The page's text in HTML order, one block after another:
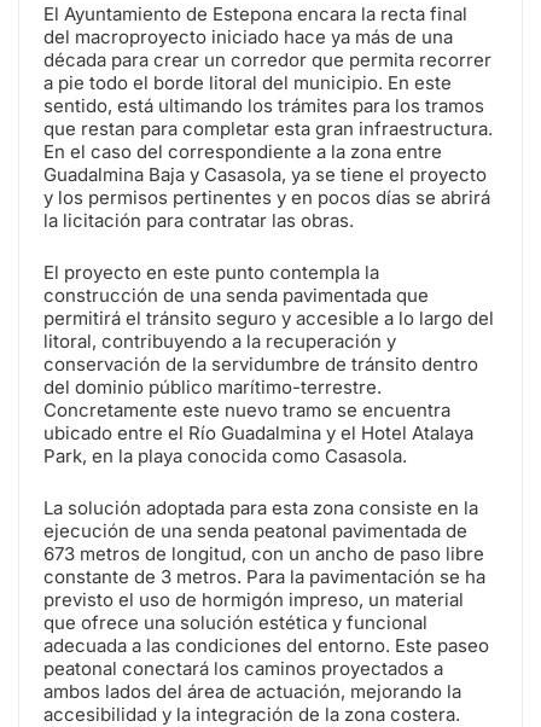
El Ayuntamiento de Estepona encara la recta final
del macroproyecto iniciado hace ya más de una
década para crear un corredor que permita recorrer
a pie todo el borde litoral del municipio. En este
sentido, está ultimando los trámites para los tramos
que restan para completar esta gran infraestructura.
En el caso del correspondiente a la zona entre
Guadalmina Baja y Casasola, ya se tiene el proyecto
y los permisos pertinentes y en pocos días se abrirá
la licitación para contratar las obras.
El proyecto en este punto contempla la
construcción de una senda pavimentada que
permitirá el tránsito seguro y accesible a lo largo del
litoral, contribuyendo a la recuperación y
conservación de la servidumbre de tránsito dentro
del dominio público marítimo-terrestre.
Concretamente este nuevo tramo se encuentra
ubicado entre el Río Guadalmina y el Hotel Atalaya
Park, en la playa conocida como Casasola.
La solución adoptada para esta zona consiste en la
ejecución de una senda peatonal pavimentada de
673 metros de longitud, con un ancho de paso libre
constante de 3 metros. Para la pavimentación se ha
previsto el uso de hormigón impreso, un material
que ofrece una solución estética y funcional
adecuada a las condiciones del entorno. Este paseo
peatonal conectará los caminos proyectados a
ambos lados del área de actuación, mejorando la
accesibilidad y la integración de la zona costera.